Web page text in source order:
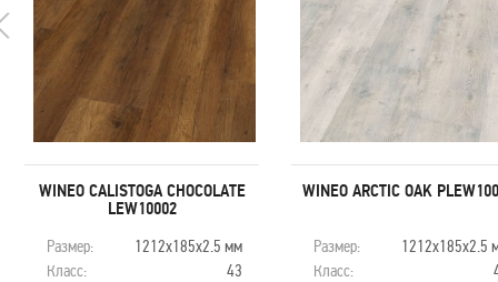
WINEO CALISTOGA CHOCOLATE
LEW10002
Размер:
1212x185x2.5 мм
Класс:
43
WINEO ARCTIC OAK
Размер:
1212x185x2.5
Класс: